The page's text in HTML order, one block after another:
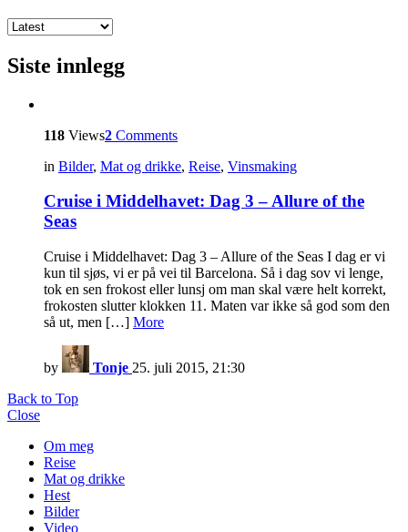
Siste innlegg
118 Views2 Comments
in Bilder, Mat og drikke, Reise, Vinsmaking
Cruise i Middelhavet: Dag 3 – Allure of the
Seas
Cruise i Middelhavet: Dag 3 – Allure of the Seas I dag er vi
kun til sjøs, vi er på vei til Barcelona. Så i dag sov vi lenge,
tok en sen frokost eller lunsj om man skal være helt korrekt,
frokosten slutter klokken 11. Maten var ikke så god som den
så ut, men […] More
by Tonje 25. juli 2015, 21:30
Back to Top
Close
Om meg
Reise
Mat og drikke
Hest
Bilder
Video